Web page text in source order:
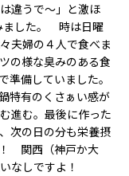
違うで～」と激ほ
ました。 時は日曜
夫婦の４人で食べま
の様な臭みのある食
準備していました。
特有のくさぁい感が
進む。最後に作った
次の日の分も栄養摂
！ 関西（神戸か大
なしですよ！